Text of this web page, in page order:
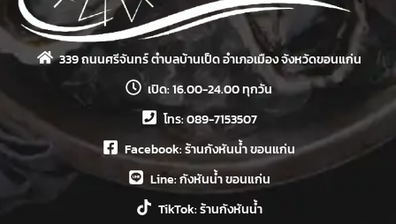
339 ถนนศรีจันทร์ ตำบลบ้านเป็ด อำเภอเมือง จังหวัดขอนแก่น
เปิด: 16.00-24.00 ทุกวัน
โทร: 089-7153507
Facebook: ร้านกังหันน้ำ ขอนแก่น
Line: กังหันน้ำ ขอนแก่น
TikTok: ร้านกังหันน้ำ